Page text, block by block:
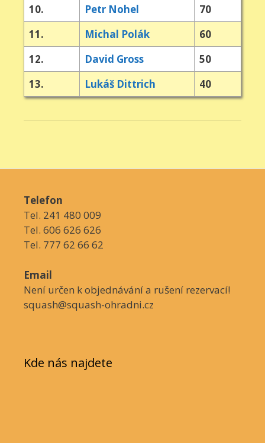
10.
Petr Nohel
70
11.
Michal Polák
60
12.
David Gross
50
13.
Lukáš Dittrich 40
Telefon
Tel. 241 480 009
Tel. 606 626 626
Tel. 777 62 66 62
Email
Není určen k objednávání a rušení rezervací!
squash@squash-ohradni.cz
Kde nás najdete